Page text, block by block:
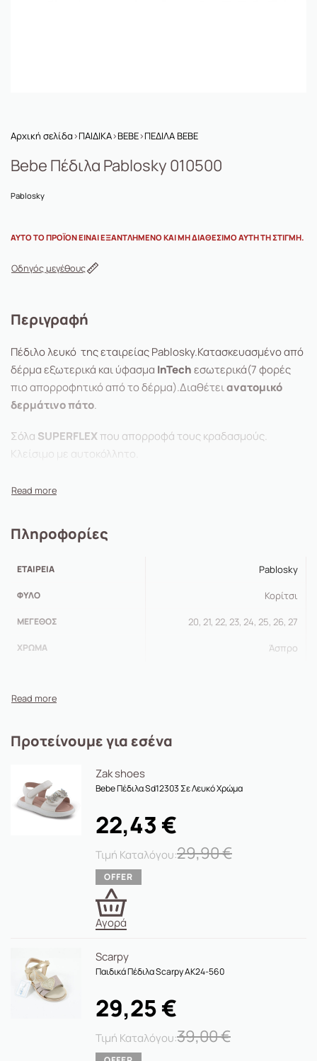
Αρχική σελίδα›ΠΑΙΔΙΚΑ›BEBE›ΠΕΔΙΛΑ BEBE
Bebe Πέδιλα Pablosky 010500
Pablosky
ΑΥΤΌ ΤΟ ΠΡΟΪΌΝ ΕΊΝΑΙ ΕΞΑΝΤΛΗΜΈΝΟ ΚΑΙ ΜΗ ΔΙΑΘΈΣΙΜΟ ΑΥΤΉ ΤΗ ΣΤΙΓΜΉ.
Οδηγός μεγέθους
Περιγραφή
Πέδιλο λευκό της εταιρείας Pablosky.Κατασκευασμένο από
δέρμα εξωτερικά και ύφασμα InTechεσωτερικά(7 φορές
πιο απορροφητικό από το δέρμα).Διαθέτειανατομικό
δερμάτινο πάτο.
Σόλα SUPERFLEXπου απορροφά τους κραδασμούς.
Κλείσιμο με αυτοκόλλητο.
Πληροφορίες
ΕΤΑΙΡΕΊΑ Pablosky
ΦΎΛΟ Κορίτσι
ΜΈΓΕΘΟΣ 20, 21, 22, 23, 24, 25, 26, 27
ΧΡΏΜΑ Άσπρο
Προτείνουμε για εσένα
Zak shoes
Βebe Πέδιλα Sd12303 Σε Λευκό Χρώμα
29,90€
22,43 €
Αγορά
Scarpy
Παιδικά Πέδιλα Scarpy AK24-560
39,00€
29,25€